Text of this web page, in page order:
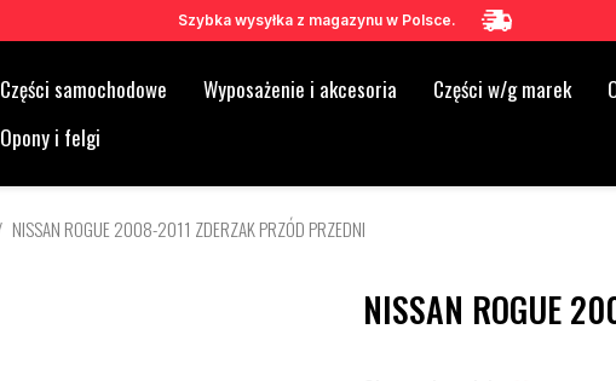
Szybka wysyłka z magazynu w Polsce.
Części samochodowe Wyposażenie i akcesoria Części w/g marek
Opony i felgi
NISSAN ROGUE 2008-2011 ZDERZAK PRZÓD PRZEDNI
NISSAN ROGUE